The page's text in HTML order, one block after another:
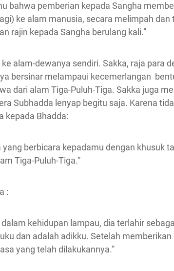
bahwa pemberian kepada Sangha
ke alam manusia, secara melimpah dan
rajin kepada Sangha berulang kali.”
alam-dewanya sendiri. Sakka, raja para
bersinar melampaui kecemerlangan
dari alam Tiga-Puluh-Tiga. Sakka juga
Subhadda lenyap begitu saja. Karena
kepada Bhadda:
yang berbicara kepadamu dengan khusuk
Tiga-Puluh-Tiga.”
:
kehidupan lampau, dia terlahir
dan adalah adikku. Setelah memberikan
yang telah dilakukannya.”